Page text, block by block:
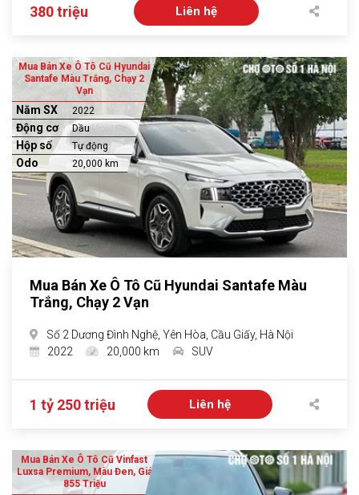
380 triệu Liên hệ
Mua Bán Xe Ô Tô Cũ Hyundai
Santafe Màu Trắng, Chạy 2
Vạn
Năm SX 2022
Động cơ Dầu
Hộp số Tự động
Odo 20,000 km
Mua Bán Xe Ô Tô Cũ Hyundai Santafe Màu
Trắng, Chạy 2 Vạn
Số 2 Dương Đình Nghệ, Yên Hòa, Cầu Giấy, Hà Nội
2022
20,000 km SUV
1 tỷ 250 triệu Liên hệ
Mua Bán Xe Ô Tô Cũ Vinfast
Luxsa Premium, Màu Đen, Giá
855 Triệu